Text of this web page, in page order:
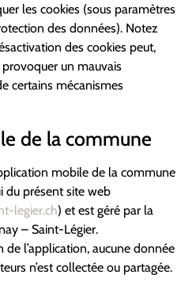
les cookies (sous paramètres
des données). Notez
des cookies peut,
un mauvais
certains mécanismes
de la commune
mobile de la commune
du présent site web
legier.ch) et est géré par la
– Saint-Légier.
de l’application, aucune donnée
n’est collectée ou partagée.